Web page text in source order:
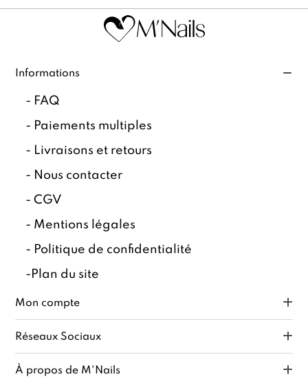
Informations
- FAQ
- Paiements multiples
- Livraisons et retours
- Nous contacter
-CGV
- Mentions légales
- Politique de confidentialité
- Plan du site
Mon compte
Réseaux Sociaux
À propos de M'Nails